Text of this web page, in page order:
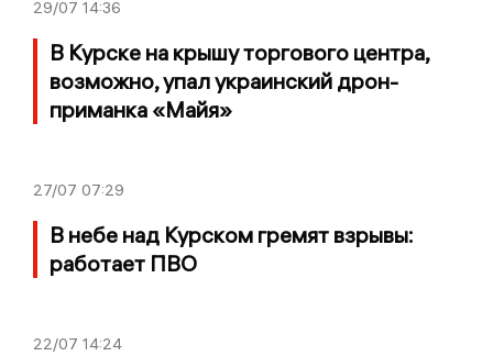
29/07 14:36
В Курске на крышу торгового центра,
возможно, упал украинский дрон-
приманка «Майя»
27/07 07:29
В небе над Курском гремят взрывы:
работает ПВО
22/07 14:24